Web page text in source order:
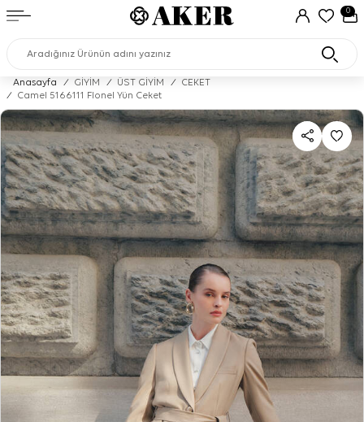
0
Anasayfa / GİYİM / ÜST GİYİM /
CEKET
/
Camel 5166111 Flonel Yün Ceket